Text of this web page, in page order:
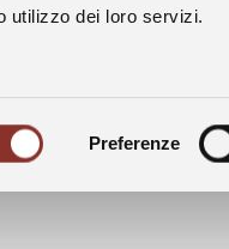
utilizzo dei loro servizi.
Preferenze